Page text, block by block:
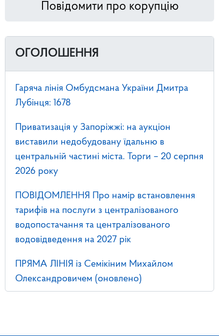
Повідомити про корупцію
ОГОЛОШЕННЯ
Гаряча лінія Омбудсмана України Дмитра
Лубінця: 1678
Приватизація у Запоріжжі: на аукціон
виставили недобудовану їдальню в
центральній частині міста. Торги – 20 серпня
2026 року
ПОВІДОМЛЕННЯ Про намір встановлення
тарифів на послуги з централізованого
водопостачання та централізованого
водовідведення на 2027 рік
ПРЯМА ЛІНІЯ із Семікіним Михайлом
Олександровичем (оновлено)